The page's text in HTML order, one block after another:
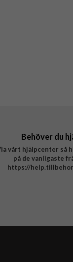
Behöver du
vårt hjälpcenter så
på de vanligaste
https://